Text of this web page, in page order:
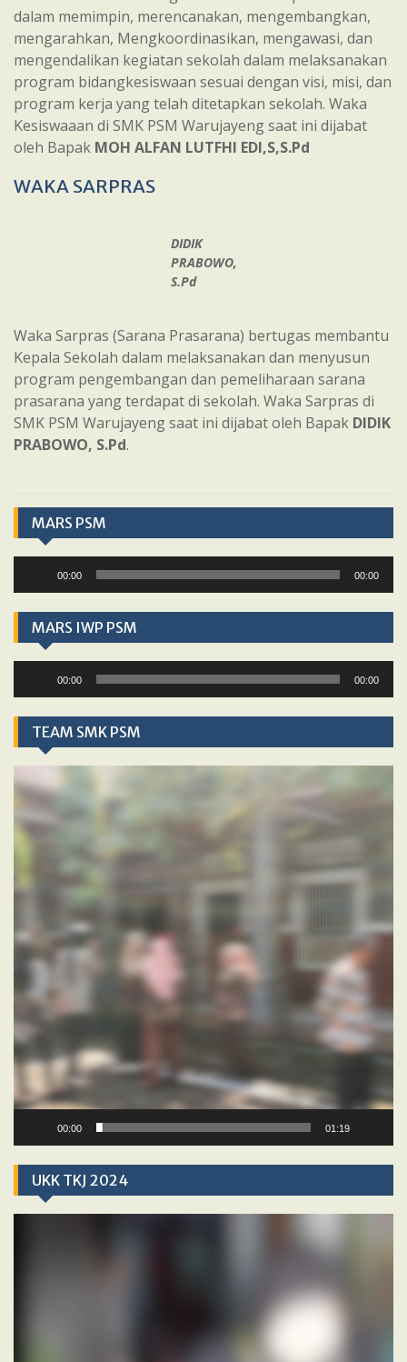
dalam memimpin, merencanakan, mengembangkan,
mengarahkan, Mengkoordinasikan, mengawasi, dan
mengendalikan kegiatan sekolah dalam melaksanakan
program bidangkesiswaan sesuai dengan visi, misi, dan
program kerja yang telah ditetapkan sekolah. Waka
Kesiswaaan di SMK PSM Warujayeng saat ini dijabat
oleh Bapak MOH ALFAN LUTFHI EDI,S,S.Pd
WAKA SARPRAS
DIDIK
PRABOWO,
S.Pd
Waka Sarpras (Sarana Prasarana) bertugas membantu
Kepala Sekolah dalam melaksanakan dan menyusun
program pengembangan dan pemeliharaan sarana
prasarana yang terdapat di sekolah. Waka Sarpras di
SMK PSM Warujayeng saat ini dijabat oleh Bapak DIDIK
PRABOWO, S.Pd.
MARS PSM
00:00 00:00
MARS IWP PSM
00:00 00:00
TEAM SMK PSM
Player
00:00 01:19
UKK TKJ 2024